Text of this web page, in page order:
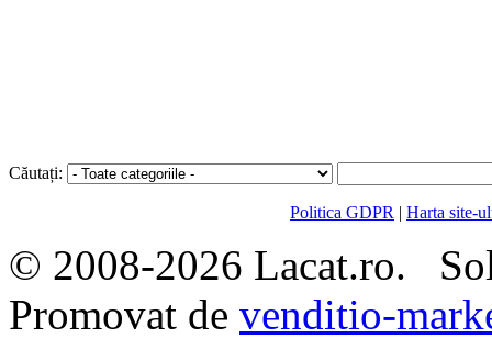
Căutați:
Politica GDPR | Harta site-
© 2008-2026 Lacat.ro.
Promovat de venditio-